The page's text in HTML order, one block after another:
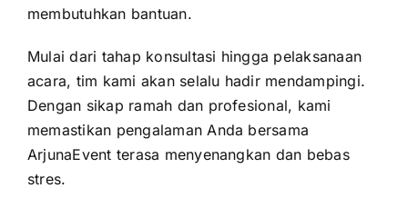
membutuhkan bantuan.
Mulai dari tahap konsultasi hingga pelaksanaan
acara, tim kami akan selalu hadir mendampingi.
Dengan sikap ramah dan profesional, kami
memastikan pengalaman Anda bersama
ArjunaEvent terasa menyenangkan dan bebas
stres.